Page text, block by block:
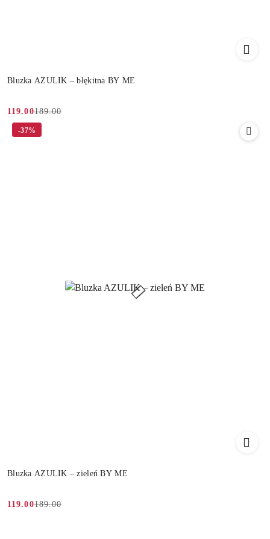
Bluzka AZULIK – błękitna BY ME
Cena
promocyjna:
119.00
Cena
przed
189.00
Bluzka AZULIK – zieleń BY ME
119.00189.00
-37%